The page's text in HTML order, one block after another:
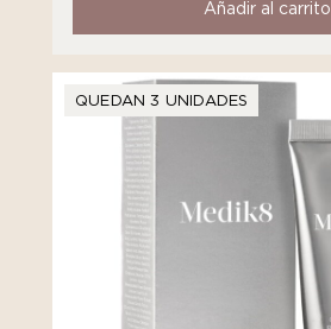
Añadir al carrito
QUEDAN 3 UNIDADES